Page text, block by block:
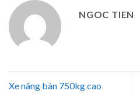
NGOC TIEN
Xe nâng bàn 750kg cao